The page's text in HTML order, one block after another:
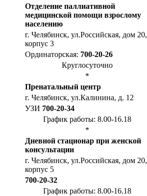
Отделение паллиативной
медицинской помощи взрослому
населению
г. Челябинск, ул.Российская, дом 20,
корпус 3
Ординаторская: 700-20-26
Круглосуточно
*
Пренатальный центр
г. Челябинск, ул.Калинина, д. 12
УЗИ 700-20-34
График работы: 8.00-16.18
*
Дневной стационар при женской
консультации
г. Челябинск, ул.Российская, дом 20,
корпус 5
700-20-32
График работы: 8.00-16.18